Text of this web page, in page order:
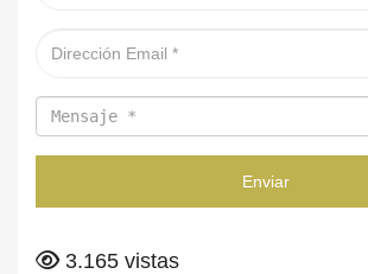
Enviar
3.165 vistas